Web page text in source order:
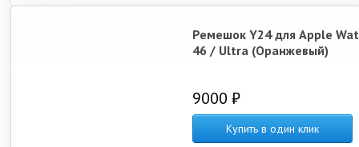
Ремешок Y24 для Apple
46 / Ultra (Оранжевый)
9000 ₽
Купить в один клик